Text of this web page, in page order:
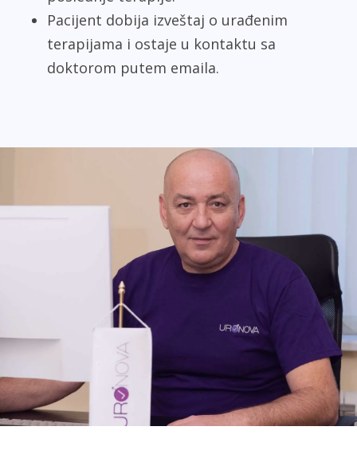
Pacijent dobija izveštaj o urađenim
terapijama i ostaje u kontaktu sa
doktorom putem emaila.